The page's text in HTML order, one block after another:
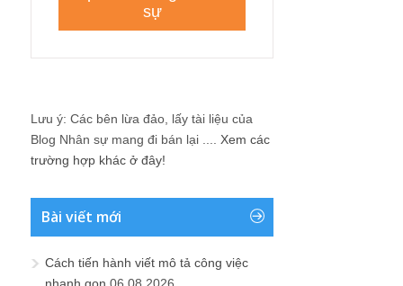
Lưu ý: Các bên lừa đảo, lấy tài liệu của
Blog Nhân sự mang đi bán lại .... Xem các
trường hợp khác ở đây!
Bài viết mới
Cách tiến hành viết mô tả công việc